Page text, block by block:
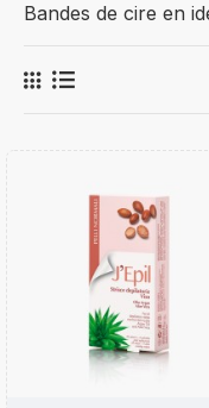
Bandes de cire en